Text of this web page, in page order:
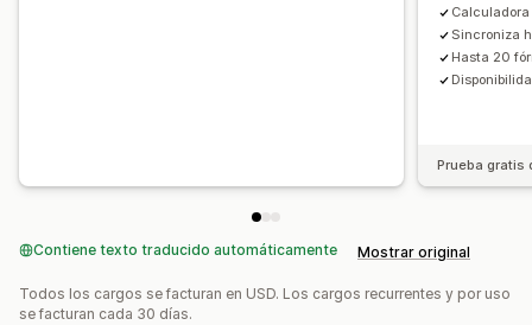
Sincroniza
Hasta 20
Prueba gratis
Contiene texto traducido automáticamente Mostrar original
Todos los cargos se facturan en USD. Los cargos recurrentes y por uso
se facturan cada 30 días.